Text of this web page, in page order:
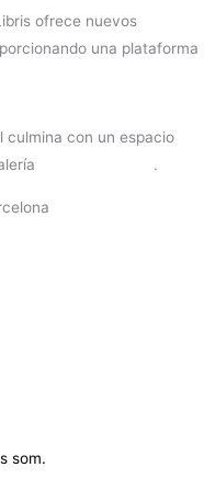
ofrece nuevos
una plataforma
culmina con un espacio
.
som.